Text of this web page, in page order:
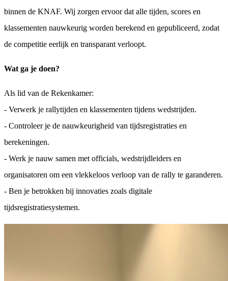
binnen de KNAF. Wij zorgen ervoor dat alle tijden, scores en
klassementen nauwkeurig worden berekend en gepubliceerd, zodat
de competitie eerlijk en transparant verloopt.
Wat ga je doen?
Als lid van de Rekenkamer:
- Verwerk je rallytijden en klassementen tijdens wedstrijden.
- Controleer je de nauwkeurigheid van tijdsregistraties en
berekeningen.
- Werk je nauw samen met officials, wedstrijdleiders en
organisatoren om een vlekkeloos verloop van de rally te garanderen.
- Ben je betrokken bij innovaties zoals digitale
tijdsregistratiesystemen.